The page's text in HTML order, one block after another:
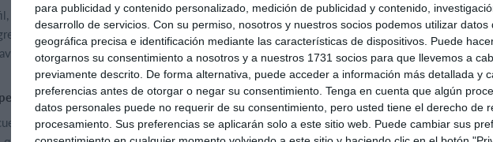
para publicidad y contenido personalizado, medición de publicidad y contenido,
desarrollo de servicios. Con su permiso, nosotros y nuestros socios podemos utilizar datos
geográfica precisa e identificación mediante las características de dispositivos. Puede
otorgarnos su consentimiento a nosotros y a nuestros 1731 socios para que llevemos a
previamente descrito. De forma alternativa, puede acceder a información más detallada y
preferencias antes de otorgar o negar su consentimiento. Tenga en cuenta que algún
datos personales puede no requerir de su consentimiento, pero usted tiene el derecho de
procesamiento. Sus preferencias se aplicarán solo a este sitio web. Puede cambiar sus
inicia sesión y añade/selecciona a tu hijo/a.
a la cuenta del niño/a o crear un nuevo perfil
no lo tenga.
pero la invitación es para mí.
de tu hijo/a y añádete como padre. De esta